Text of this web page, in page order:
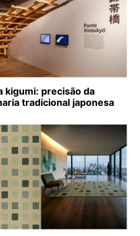
kigumi: precisão da
tradicional japonesa